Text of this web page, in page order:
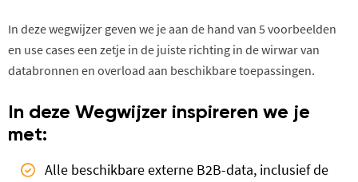
In deze wegwijzer geven we je aan de hand van 5 voorbeelden
en use cases een zetje in de juiste richting in de wirwar van
databronnen en overload aan beschikbare toepassingen.
In deze Wegwijzer inspireren we je
met:
Alle beschikbare externe B2B-data, inclusief de